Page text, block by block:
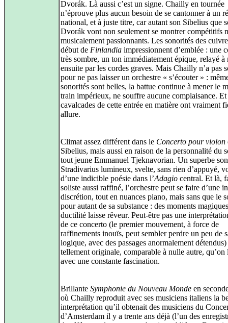
Dvorák. Là aussi c’est un signe. Chailly en tournée
n’éprouve plus aucun besoin de se cantonner à un
national, et à juste titre, car autant son Sibelius que
Dvorák vont non seulement se montrer compétitifs
musicalement passionnants. Les sonorités des
début de Finlandia impressionnent d’emblée : une
très sombre, un ton immédiatement épique, relayé à
ensuite par les cordes graves. Mais Chailly n’a pas
pour ne pas laisser un orchestre « s’écouter » :
sonorités sont belles, la battue continue à mener le
train impérieux, ne souffre aucune complaisance. Et
cavalcades de cette entrée en matière ont vraiment
allure.
Climat assez différent dans le Concerto pour violon
Sibelius, mais aussi en raison de la personnalité du
tout jeune Emmanuel Tjeknavorian. Un superbe
Stradivarius lumineux, svelte, sans rien d’appuyé,
d’une indicible poésie dans l’Adagio central. Et là,
soliste aussi raffiné, l’orchestre peut se faire d’une
discrétion, tout en nuances piano, mais sans que le
pour autant de sa substance : des moments
ductilité laisse rêveur. Peut-être pas une
de ce concerto (le premier mouvement, à force de
raffinements inouïs, peut sembler perdre un peu de
logique, avec des passages anormalement
tellement originale, comparable à nulle autre, qu’on
avec une constante fascination.
Brillante Symphonie du Nouveau Monde en
où Chailly reproduit avec ses musiciens italiens la
interprétation qu’il obtenait des musiciens du
d’Amsterdam il y a trente ans déjà (l’un des